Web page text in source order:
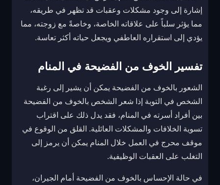
إشارة إلى وجود مشكلات وعقبات قد تظهر في طريقه،
مما يؤثر سلباً على علاقاته الخاصة، وخاصةً مع زوجته، مما
يؤدي إلى استقراره العاطفي ويجعل حياته أكثر تعاسة.
تفسير الخوف من الفضيحة في المنام
الشعور بالخوف من الفضيحة يمكن أن يشير إلى رغبة
الشخص في التوبة إذا شعر الشخص بالخوف من الفضيحة
بين أفراد أسرته في المنام، فقد يدل ذلك على اقتراب
تسوية الخلافات والمشكلات العائلية. القلق من الوقوع في
موقف محرج في العمل خلال المنام يمكن أن يرمز إلى
التغلب على العقبات الوظيفية.
في حالة الإحساس بالخوف من الفضيحة أمام الجيران،